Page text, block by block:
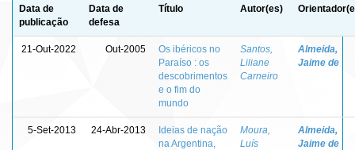
Data de
publicação
Data de
defesa
Título Autor(es)
21-Out-2022 Out-2005
Os ibéricos no
Paraíso : os
descobrimentos
e o fim do
mundo
Santos,
Liliane
Carneiro
Almeida,
Jaime de
5-Set-2013 24-Abr-2013
Ideias de nação
na Argentina,
Moura,
Luís
Almeida,
Jaime de